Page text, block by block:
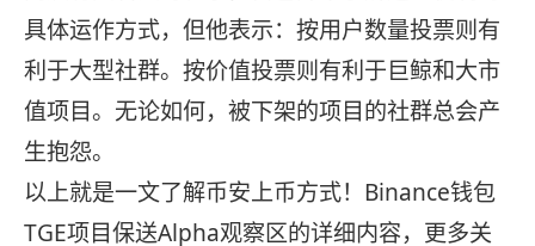
具体运作方式，但他表示：按用户数量投票则有
利于大型社群。按价值投票则有利于巨鲸和大市
值项目。无论如何，被下架的项目的社群总会产
生抱怨。
以上就是一文了解币安上币方式！Binance钱包
TGE项目保送Alpha观察区的详细内容，更多关